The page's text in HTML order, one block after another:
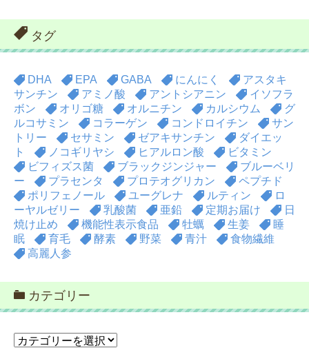
タグ
DHA EPA GABA にんにく
アスタキ
サンチン
アミノ酸 アントシアニン
イソフラ
ボン
オリゴ糖 オルニチン カルシウム
グ
ルコサミン
コラーゲン コンドロイチン
サン
トリー
セサミン ゼアキサンチン
ダイエッ
ト
ノコギリヤシ ヒアルロン酸
ビタミン
ビフィズス菌
ブラックジンジャー
ブルーベリ
ー
プラセンタ プロテオグリカン
ペプチド
ポリフェノール
ユーグレナ ルティン
ロ
ーヤルゼリー
乳酸菌 亜鉛 定期お届け
日
焼け止め
機能性表示食品 牡蠣 生姜
睡
眠
育毛 酵素 野菜 青汁
食物繊維
高麗人参
カテゴリー
カ